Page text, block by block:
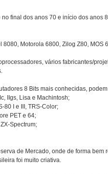
final dos anos 70 e início dos
8080, Motorola 6800, Zilog Z80, MOS
vários fabricantes/
8 Bits mais conhecidas,
IIgs, Lisa e Machintosh;
80 I e III, TRS-Color;
PET e 64;
Spectrum;
de Mercado, onde de forma
foi muito criativa.